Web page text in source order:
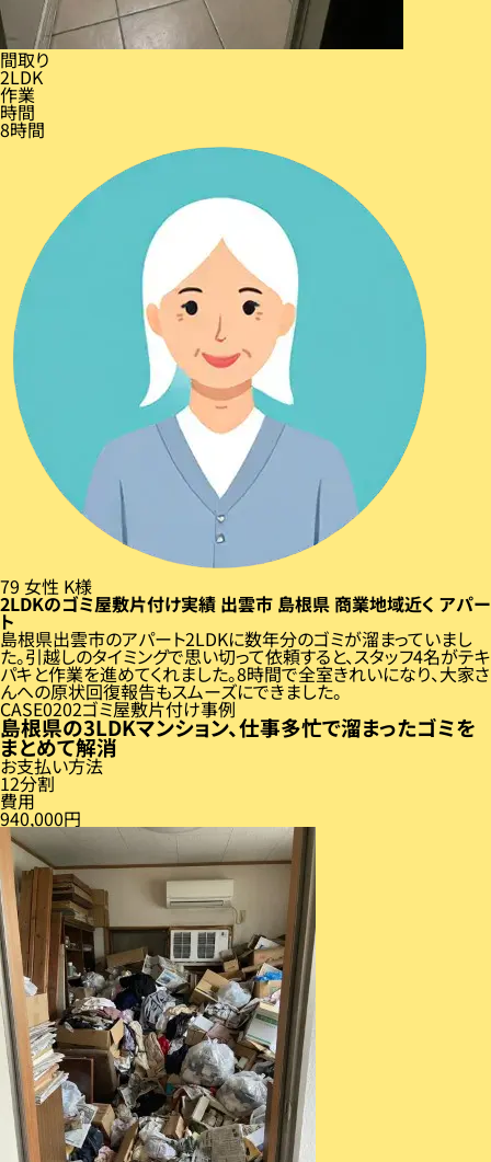
間取り
2LDK
作業
時間
8時間
79 女性 K様
2LDKのゴミ屋敷片付け実績 出雲市 島根県 商業地域近く アパー
ト
島根県出雲市のアパート2LDKに数年分のゴミが溜まっていまし
た。引越しのタイミングで思い切って依頼すると、スタッフ4名がテキ
パキと作業を進めてくれました。8時間で全室きれいになり、大家さ
んへの原状回復報告もスムーズにできました。
CASE 02ゴミ屋敷片付け事例
島根県の3LDKマンション、仕事多忙で溜まったゴミを
まとめて解消
お支払い方法
12分割
費用
940,000円